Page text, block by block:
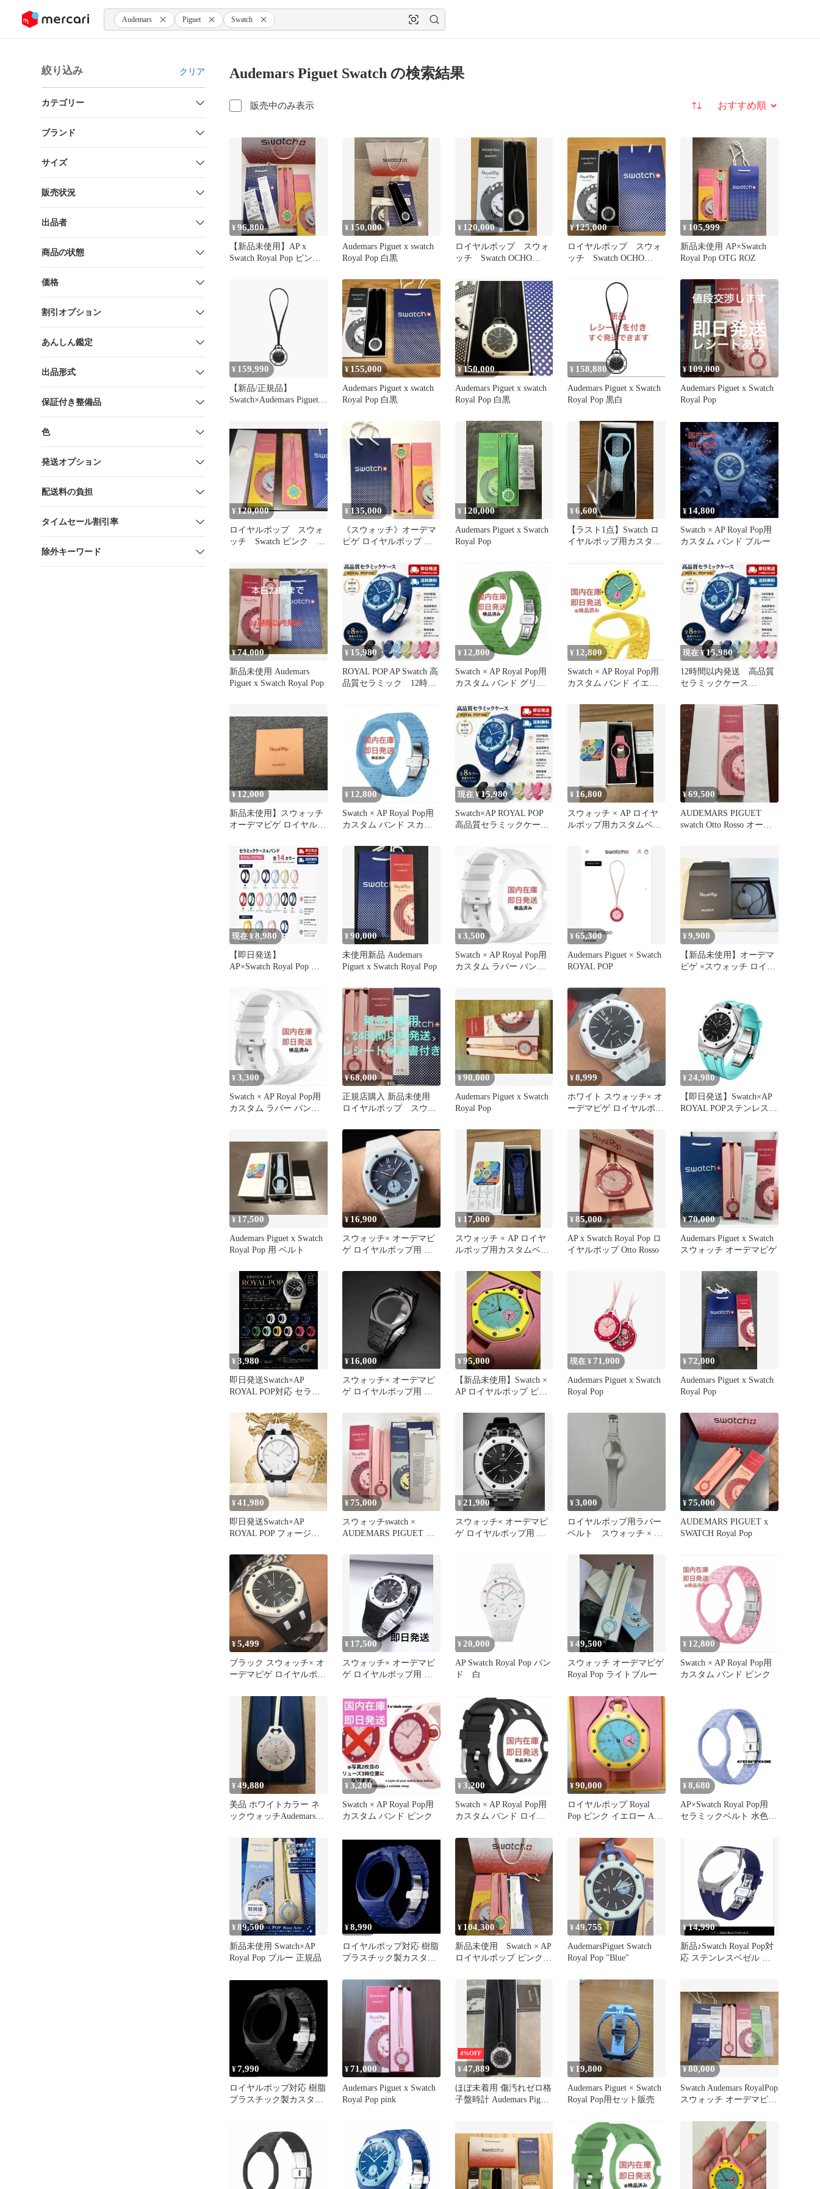
ツにスキップ Audemars Piguet Swatch
絞り込み クリア
カテゴリー
ブランド
サイズ
販売状況
出品者
商品の状態
価格
割引オプション
あんしん鑑定
出品形式
保証付き整備品
色
発送オプション
配送料の負担
タイムセール割引率
除外キーワード
Audemars Piguet Swatch の検索結果
販売中のみ表示 並び替え
¥96,800
【新品未使用】AP x
Swatch Royal Pop ピンク
¥ 150,000
Audemars Piguet x swatch
Royal Pop 白黒
¥ 120,000
ロイヤルポップ スウォ
ッチ Swatch OCHO
用】
¥125,000
ロイヤルポップ スウォ
ッチ Swatch OCHO
¥ 105,999
新品未使用 AP×Swatch
Royal Pop OTG ROZ
¥ 159,990
【新品/正規品】
Swatch×Audemars Piguet
¥ 155,000
Audemars Piguet x swatch
Royal Pop 白黒
¥150,000
Audemars Piguet x swatch
Royal Pop 白黒
¥ 158,880
Audemars Piguet x Swatch
Royal Pop 黒白
¥ 109,000
Audemars Piguet x Swatch
Royal Pop
¥ 120,000
ロイヤルポップ スウォ
ッチ Swatch ピンク イ
¥ 135,000
《スウォッチ》オーデマ
ピゲ ロイヤルポップ ピ
¥ 120,000
Audemars Piguet x Swatch
Royal Pop
¥6,600
【ラスト1点】Swatch ロ
イヤルポップ用カスタム
¥ 14,800
Swatch × AP Royal Pop用
カスタム バンド ブルー
¥74,000
新品未使用 Audemars
Piguet x Swatch Royal Pop
¥ 15,980
ROYAL POP AP Swatch 高
品質セラミック 12時間
¥ 12,800
Swatch × AP Royal Pop用
カスタム バンド グリー
¥ 12,800
Swatch × AP Royal Pop用
カスタム バンド イエロ
現在 ¥15,980
12時間以内発送 高品質
セラミックケース
¥ 12,000
新品未使用】スウォッチ
オーデマピゲ ロイヤルポ
¥ 12,800
Swatch × AP Royal Pop用
カスタム バンド スカイ
現在 ¥15,980
Swatch×AP ROYAL POP
高品質セラミックケー
¥ 16,800
スウォッチ × AP ロイヤ
ルポップ用カスタムベル
¥69,500
AUDEMARS PIGUET
swatch Otto Rosso オーデ
現在 ¥8,980
【即日発送】
AP×Swatch Royal Pop 対
¥90,000
未使用新品 Audemars
Piguet x Swatch Royal Pop
¥ 3,500
Swatch × AP Royal Pop用
カスタム ラバー バンド
¥65,300
Audemars Piguet × Swatch
ROYAL POP
¥9,900
【新品未使用】オーデマ
ピゲ ×スウォッチ ロイヤ
¥ 3,300
Swatch × AP Royal Pop用
カスタム ラバー バンド
¥68,000
正規店購入 新品未使用
ロイヤルポップ スウォ
色 ピンク
¥90,000
Audemars Piguet x Swatch
Royal Pop
¥8,999
ホワイト スウォッチ× オ
ーデマピゲ ロイヤルポッ
ベルト
¥ 24,980
【即日発送】Swatch×AP
ROYAL POPステンレス×
¥ 17,500
Audemars Piguet x Swatch
Royal Pop 用 ベルト
¥16,900
スウォッチ× オーデマピ
ゲ ロイヤルポップ用 ベ
¥ 17,000
スウォッチ × AP ロイヤ
ルポップ用カスタムベル
ブルー
¥85,000
AP x Swatch Royal Pop ロ
イヤルポップ Otto Rosso
¥70,000
Audemars Piguet x Swatch
スウォッチ オーデマピゲ
¥3,980
即日発送Swatch×AP
ROYAL POP対応 セラミ
¥ 16,000
スウォッチ× オーデマピ
ゲ ロイヤルポップ用 ベ
¥95,000
【新品未使用】Swatch ×
AP ロイヤルポップ ピン
現在 ¥ 71,000
Audemars Piguet x Swatch
Royal Pop
¥ 72,000
Audemars Piguet x Swatch
Royal Pop
¥41,980
即日発送Swatch×AP
ROYAL POP フォージド
¥75,000
スウォッチswatch ×
AUDEMARS PIGUET オ
¥21,900
スウォッチ× オーデマピ
ゲ ロイヤルポップ用 ベ
¥3,000
ロイヤルポップ用ラバー
ベルト スウォッチ × オ
¥75,000
AUDEMARS PIGUET x
SWATCH Royal Pop
¥5,499
ブラック スウォッチ× オ
ーデマピゲ ロイヤルポッ
ベルト
¥ 17,500
スウォッチ× オーデマピ
ゲ ロイヤルポップ用 ベ
時
¥ 20,000
AP Swatch Royal Pop バン
ド 白
¥49,500
スウォッチ オーデマピゲ
Royal Pop ライトブルー
¥ 12,800
Swatch × AP Royal Pop用
カスタム バンド ピンク
¥49,880
美品 ホワイトカラー ネ
ックウォッチAudemars
¥ 3,200
Swatch × AP Royal Pop用
カスタム バンド ピンク
¥ 3,200
Swatch × AP Royal Pop用
カスタム バンド ロイヤ
¥90,000
ロイヤルポップ Royal
Pop ピンク イエロー AP x
¥ 8,680
AP×Swatch Royal Pop用
セラミックベルト 水色
¥89,500
新品未使用 Swatch×AP
Royal Pop ブルー 正規品
¥8,990
ロイヤルポップ対応 樹脂
プラスチック製カスタム
¥ 104,300
新品未使用 Swatch × AP
ロイヤルポップ ピンクイ
¥49,755
AudemarsPiguet Swatch
Royal Pop "Blue"
¥14,990
新品♪Swatch Royal Pop対
応 ステンレスベゼル ラ
¥7,990
ロイヤルポップ対応 樹脂
プラスチック製カスタム
¥71,000
Audemars Piguet x Swatch
Royal Pop pink
4%OFF
¥47,889
ほぼ未着用 傷汚れゼロ格
子盤時計 Audemars Piguet
¥ 19,800
Audemars Piguet × Swatch
Royal Pop用セット販売
¥80,000
Swatch Audemars RoyalPop
スウォッチ オーデマピゲ